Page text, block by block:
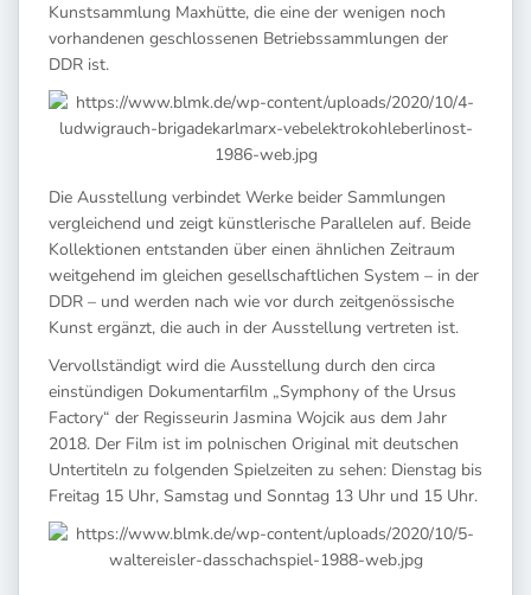
Kunstsammlung Maxhütte, die eine der wenigen noch
vorhandenen geschlossenen Betriebssammlungen der
DDR ist.
Die Ausstellung verbindet Werke beider Sammlungen
vergleichend und zeigt künstlerische Parallelen auf. Beide
Kollektionen entstanden über einen ähnlichen Zeitraum
weitgehend im gleichen gesellschaftlichen System – in der
DDR – und werden nach wie vor durch zeitgenössische
Kunst ergänzt, die auch in der Ausstellung vertreten ist.
Vervollständigt wird die Ausstellung durch den circa
einstündigen Dokumentarfilm „Symphony of the Ursus
Factory“ der Regisseurin Jasmina Wojcik aus dem Jahr
2018. Der Film ist im polnischen Original mit deutschen
Untertiteln zu folgenden Spielzeiten zu sehen: Dienstag bis
Freitag 15 Uhr, Samstag und Sonntag 13 Uhr und 15 Uhr.